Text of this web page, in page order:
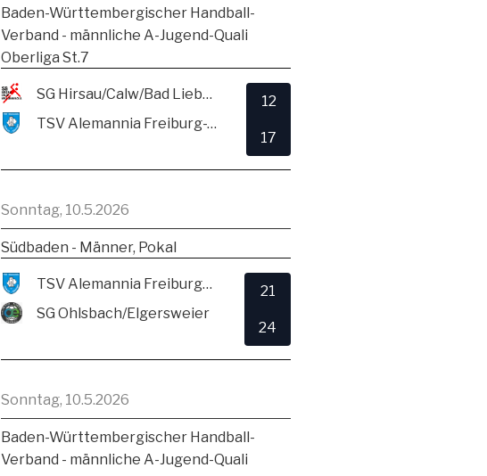
Baden-Württembergischer Handball-
Verband - männliche A-Jugend-Quali
Oberliga St.7
SG Hirsau/Calw/Bad Liebenzell
TSV Alemannia Freiburg-Zähringen
12
17
Sonntag, 10.5.2026
Südbaden - Männer, Pokal
TSV Alemannia Freiburg-Zähringen
SG Ohlsbach/Elgersweier
21
24
Sonntag, 10.5.2026
Baden-Württembergischer Handball-
Verband - männliche A-Jugend-Quali